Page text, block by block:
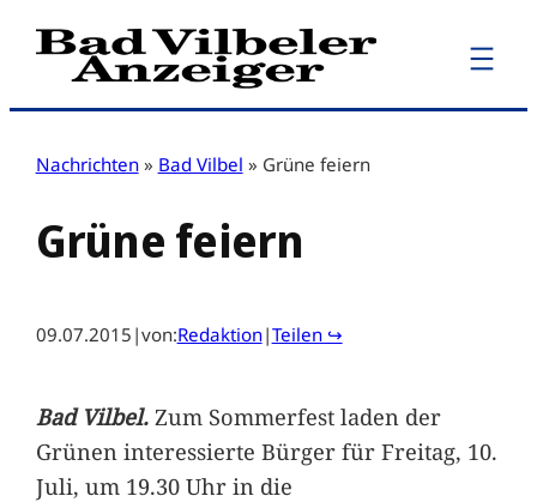
Zum
Inhalt
Nachrichten » Bad Vilbel » Grüne feiern
Grüne feiern
09.07.2015 |von:Redaktion|Teilen ↪
Bad Vilbel.Zum Sommerfest laden der
Grünen interessierte Bürger für Freitag, 10.
Juli, um 19.30 Uhr in die